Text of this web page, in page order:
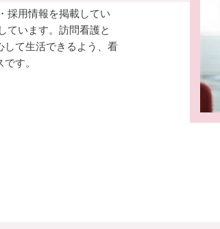
採用情報を掲載してい
ています。訪問看護と
して生活できるよう、看
す。